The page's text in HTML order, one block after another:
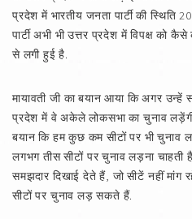
प्रदेश में भारतीय जनता पार्टी की स्थिति
पार्टी अभी भी उत्तर प्रदेश में विपक्ष को
से लगी हुई है.
मायावती जी का बयान आया कि अगर उन्हें
प्रदेश में वे अकेले लोकसभा का चुनाव
बयान कि हम कुछ कम सीटों पर भी
लगभग तीस सीटों पर चुनाव लड़ना चाहती
समझदार दिखाई देते हैं, जो सीटें नहीं मांग
सीटों पर चुनाव लड़ सकते हैं.